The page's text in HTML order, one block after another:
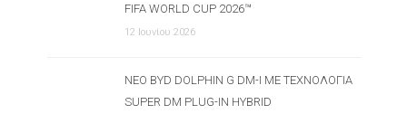
FIFA WORLD CUP 2026™
12 Ιουνίου 2026
ΝΈΟ BYD DOLPHIN G DM-I ΜΕ ΤΕΧΝΟΛΟΓΊΑ
SUPER DM PLUG-IN HYBRID